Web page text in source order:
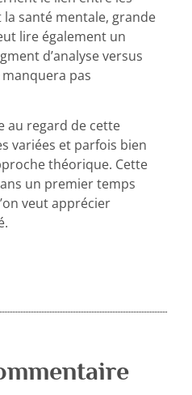
santé mentale, grande
lire également un
d’analyse versus
pas
au regard de cette
variées et parfois bien
théorique. Cette
un premier temps
veut apprécier